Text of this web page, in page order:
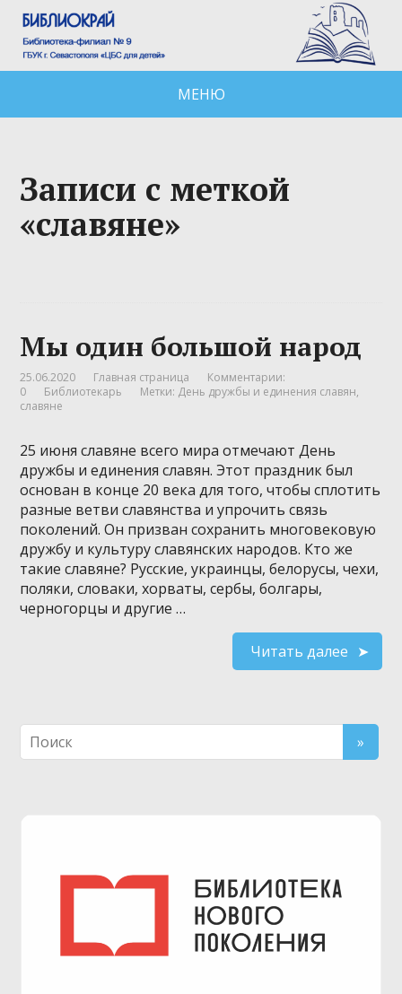
МЕНЮ
Записи с меткой
«славяне»
Мы один большой народ
25.06.2020 Главная страница
Комментарии:
0
Библиотекарь Метки: День дружбы и единения славян,
славяне
25 июня славяне всего мира отмечают День
дружбы и единения славян. Этот праздник был
основан в конце 20 века для того, чтобы сплотить
разные ветви славянства и упрочить связь
поколений. Он призван сохранить многовековую
дружбу и культуру славянских народов. Кто же
такие славяне? Русские, украинцы, белорусы, чехи,
поляки, словаки, хорваты, сербы, болгары,
черногорцы и другие …
Читать далее